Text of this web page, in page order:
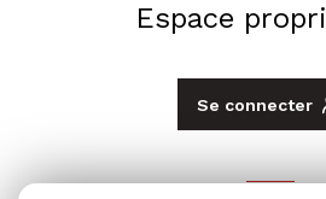
Espace
Se connecter